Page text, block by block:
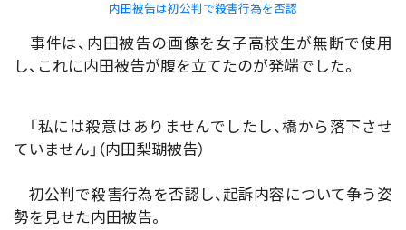
内田被告は初公判で殺害行為を否認
事件は、内田被告の画像を女子高校生が無断で使用
し、これに内田被告が腹を立てたのが発端でした。
「私には殺意はありませんでしたし、橋から落下させ
ていません」（内田梨瑚被告）
初公判で殺害行為を否認し、起訴内容について争う姿
勢を見せた内田被告。